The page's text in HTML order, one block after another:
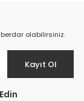
olabilirsiniz.
Kayıt Ol